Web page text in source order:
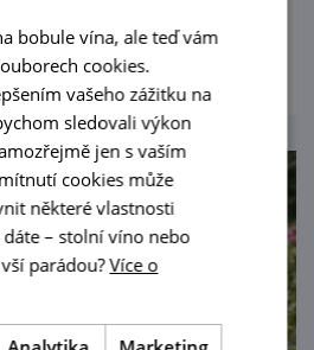
prohlédnout
bobule vína, ale teď vám
cookies.
vašeho zážitku na
sledovali výkon
jen s vaším
cookies může
některé vlastnosti
– stolní víno nebo
parádou?Více o